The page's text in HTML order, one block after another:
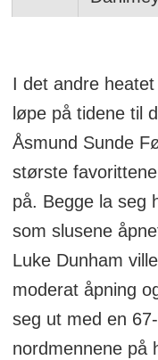
I det andre
løpe på tidene til
Åsmund Sunde
største
på. Begge la seg
som slusene
Luke Dunham
moderat åpning
seg ut med en
nordmennene på